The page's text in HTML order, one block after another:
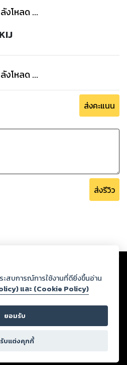
งโหลด ...
งโหลด ...
ส่งคะแนน
ส่งรีวิว
เว็บไซต์และปรากฏว่าละเมิดสิทธิใน
ขัดต่อกฎหมายและศีลธรรม ดังนั้น ผู้อ่าน
นกรองด้วยตนเอง และหากท่านพบว่าส่วน
กรุณาแจ้งมายังบริษัท เพื่อทีมงานจะได้
อกขอสงวนลิขสิทธิ์ตามพระราชบัญญัติ
ะสบการณ์การใช้งานที่ดียิ่งขึ้นอ่าน
และ (Cookie Policy)
ยอมรับ
บแต่งคุกกี้